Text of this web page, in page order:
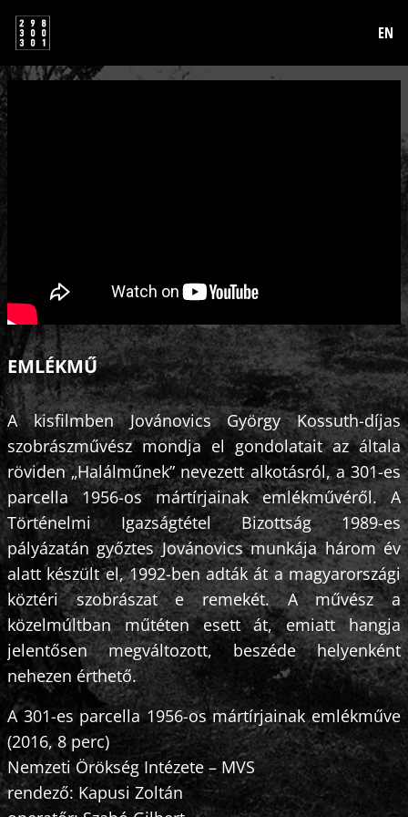
EN
EMLÉKMŰ
A kisfilmben Jovánovics György Kossuth-díjas
szobrászművész mondja el gondolatait az általa
röviden „Halálműnek” nevezett alkotásról, a 301-es
parcella 1956-os mártírjainak emlékművéről. A
Történelmi Igazságtétel Bizottság 1989-es
pályázatán győztes Jovánovics munkája három év
alatt készült el, 1992-ben adták át a magyarországi
köztéri szobrászat e remekét. A művész a
közelmúltban műtéten esett át, emiatt hangja
jelentősen megváltozott, beszéde helyenként
nehezen érthető.
A 301-es parcella 1956-os mártírjainak emlékműve
(2016, 8 perc)
Nemzeti Örökség Intézete – MVS
rendező: Kapusi Zoltán